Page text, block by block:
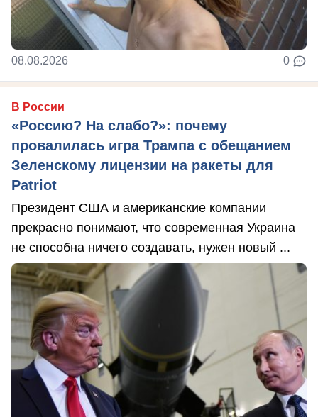
08.08.2026 0
В России
«Россию? На слабо?»: почему
провалилась игра Трампа с обещанием
Зеленскому лицензии на ракеты для
Patriot
Президент США и американские компании
прекрасно понимают, что современная Украина
не способна ничего создавать, нужен новый ...